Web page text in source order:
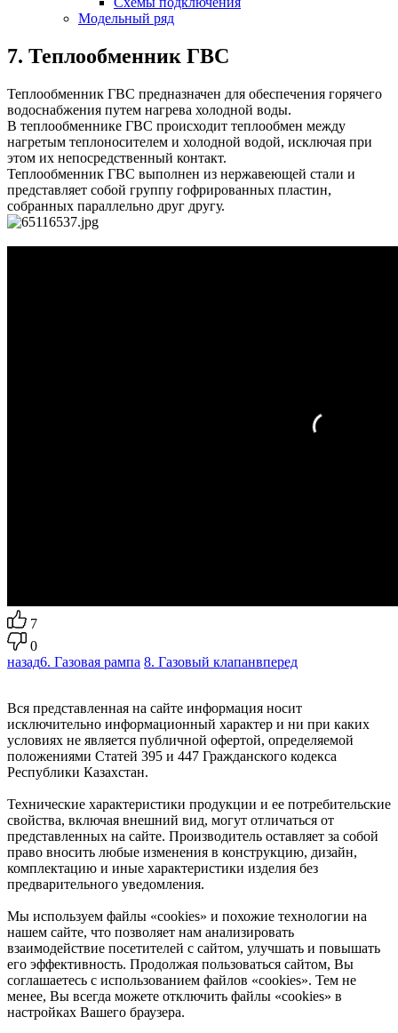
Модельный ряд
7. Теплообменник ГВС
Теплообменник ГВС предназначен для обеспечения горячего
водоснабжения путем нагрева холодной воды.
В теплообменнике ГВС происходит теплообмен между
нагретым теплоносителем и холодной водой, исключая при
этом их непосредственный контакт.
Теплообменник ГВС выполнен из нержавеющей стали и
представляет собой группу гофрированных пластин,
собранных параллельно друг другу.
7
0
назад6. Газовая рампа 8. Газовый клапанвперед
Вся представленная на сайте информация носит
исключительно информационный характер и ни при каких
условиях не является публичной офертой, определяемой
положениями Статей 395 и 447 Гражданского кодекса
Республики Казахстан.
Технические характеристики продукции и ее потребительские
свойства, включая внешний вид, могут отличаться от
представленных на сайте. Производитель оставляет за собой
право вносить любые изменения в конструкцию, дизайн,
комплектацию и иные характеристики изделия без
предварительного уведомления.
Мы используем файлы «cookies» и похожие технологии на
нашем сайте, что позволяет нам анализировать
взаимодействие посетителей с сайтом, улучшать и повышать
его эффективность. Продолжая пользоваться сайтом, Вы
соглашаетесь с использованием файлов «cookies». Тем не
менее, Вы всегда можете отключить файлы «cookies» в
настройках Вашего браузера.